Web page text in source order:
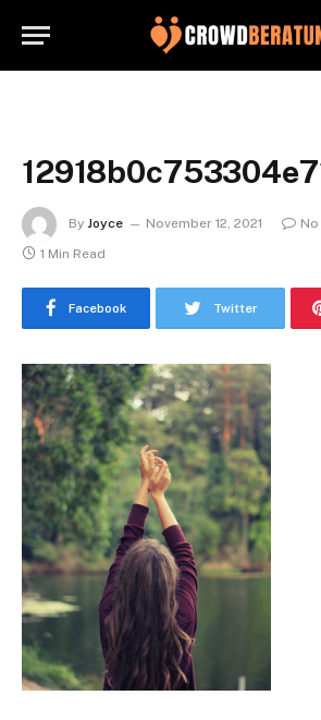
By Joyce November 12, 2021
1 Min Read
Facebook Twitter